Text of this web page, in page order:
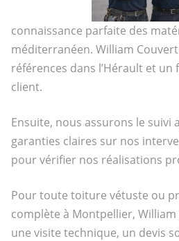
connaissance parfaite des
méditerranéen. William
références dans l’Hérault et
client.
Ensuite, nous assurons le suivi
garanties claires sur nos
pour vérifier nos réalisations
Pour toute toiture vétuste ou
complète à Montpellier,
une visite technique, un devis